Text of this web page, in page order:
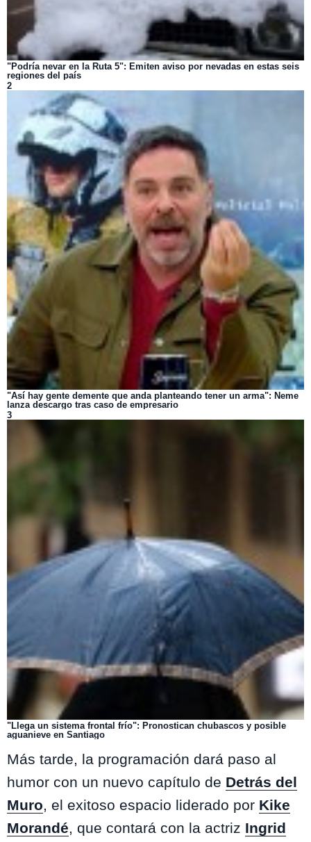
"Podría nevar en la Ruta 5": Emiten aviso por nevadas en estas seis
regiones del país
2
"Así hay gente demente que anda planteando tener un arma": Neme
lanza descargo tras caso de empresario
3
"Llega un sistema frontal frío": Pronostican chubascos y posible
aguanieve en Santiago
Más tarde, la programación dará paso al
humor con un nuevo capítulo de Detrás del
Muro, el exitoso espacio liderado por Kike
Morandé, que contará con la actriz Ingrid